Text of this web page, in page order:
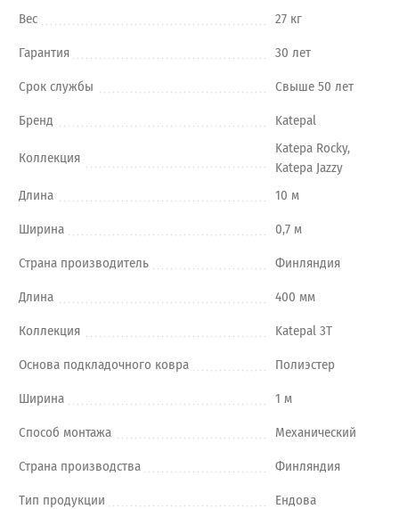
Вес 27 кг
Гарантия 30 лет
Срок службы Свыше 50 лет
Бренд Katepal
Коллекция
Katepa Rocky,
Katepa Jazzy
Длина
10 м
Ширина 0,7 м
Страна производитель Финляндия
Длина 400 мм
Коллекция Katepal 3T
Основа подкладочного ковра Полиэстер
Ширина 1 м
Способ монтажа Механический
Страна производства Финляндия
Тип продукции Ендова